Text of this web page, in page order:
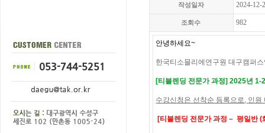
작성일자 2024-12-
조회수 982
안녕하세요~
한국티소믈리에연구원 대구캠퍼
[티블렌딩 전문가 과정] 2025년 1-
수강신청은 선착순 등록으로, 인원
[티블렌딩 전문가 과정 – 평일반 (